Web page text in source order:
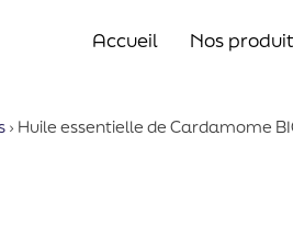
Accueil Nos
› Huile essentielle de Cardamome